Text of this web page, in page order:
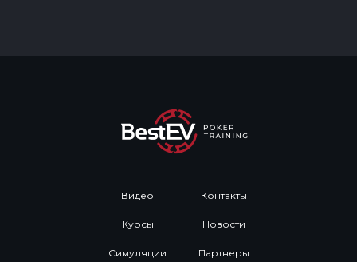
Видео
Курсы
Симуляции
Контакты
Новости
Партнеры